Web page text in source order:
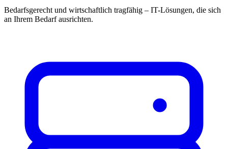
Bedarfsgerecht und wirtschaftlich tragfähig – IT-Lösungen, die sich
an Ihrem Bedarf ausrichten.